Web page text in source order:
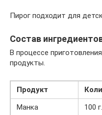
Пирог подходит для
Состав
В процессе
продукты.
Продукт
Манка
100 г.